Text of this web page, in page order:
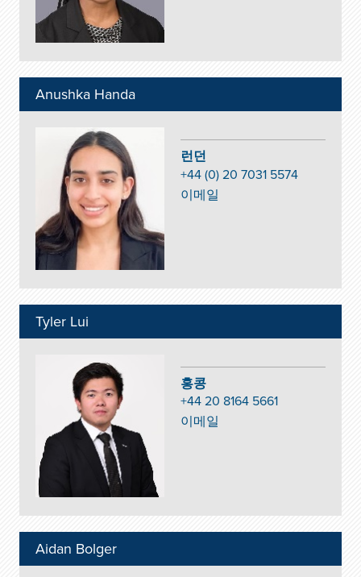
Anushka Handa
런던
+44 (0) 20 7031 5574
이메일
Tyler Lui
홍콩
+44 20 8164 5661
이메일
Aidan Bolger